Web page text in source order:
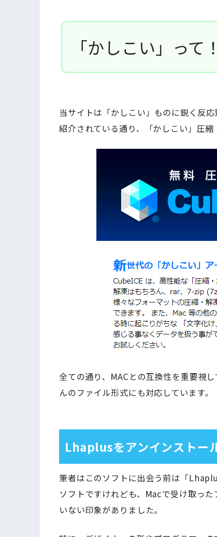
「かしこい」って
当サイトは「かしこい」ものに鋭く反
紹介されている通り、「かしこい」圧
全ての通り、MACとの互換性を重要視
んのファイル形式にも対応しています。
Lhaplusをアンインストー
筆者はこのソフトに出会う前は「
ソフトですけれども、Macで受け取っ
いない印象がありました。